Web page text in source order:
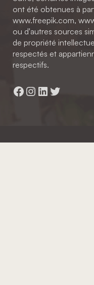
ont été obtenues à
www.freepik.com,
ou d'autres sources
de propriété
respectés et
respectifs.
Facebook
Instagram
LinkedIn
Twitter